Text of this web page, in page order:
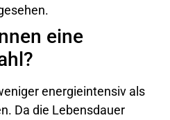
eine
energieintensiv als
Da die Lebensdauer